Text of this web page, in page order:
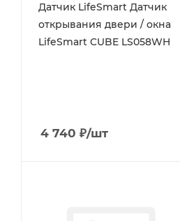
Датчик LifeSmart Датчик
открывания двери / окна
LifeSmart CUBE LS058WH
4 740 ₽/шт